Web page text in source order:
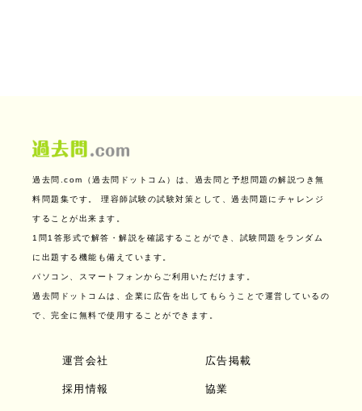
過去問.com（過去問ドットコム）は、過去問と予想問題の解説つき無
料問題集です。 理容師試験の試験対策として、過去問題にチャレンジ
することが出来ます。
1問1答形式で解答・解説を確認することができ、試験問題をランダム
に出題する機能も備えています。
パソコン、スマートフォンからご利用いただけます。
過去問ドットコムは、企業に広告を出してもらうことで運営しているの
で、完全に無料で使用することができます。
運営会社 広告掲載
採用情報 協業